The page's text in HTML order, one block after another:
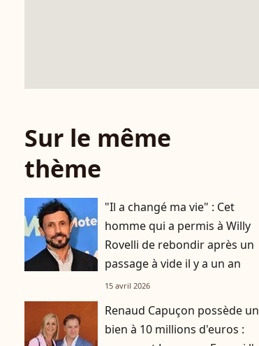
Sur le même
thème
"Il a changé ma vie" : Cet
homme qui a permis à Willy
Rovelli de rebondir après un
passage à vide il y a un an
15 avril 2026
Renaud Capuçon possède un
bien à 10 millions d'euros :